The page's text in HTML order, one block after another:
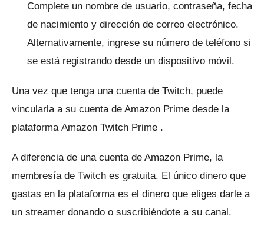
Complete un nombre de usuario, contraseña, fecha
de nacimiento y dirección de correo electrónico.
Alternativamente, ingrese su número de teléfono si
se está registrando desde un dispositivo móvil.
Una vez que tenga una cuenta de Twitch, puede
vincularla a su cuenta de Amazon Prime desde la
plataforma Amazon Twitch Prime .
A diferencia de una cuenta de Amazon Prime, la
membresía de Twitch es gratuita. El único dinero que
gastas en la plataforma es el dinero que eliges darle a
un streamer donando o suscribiéndote a su canal.